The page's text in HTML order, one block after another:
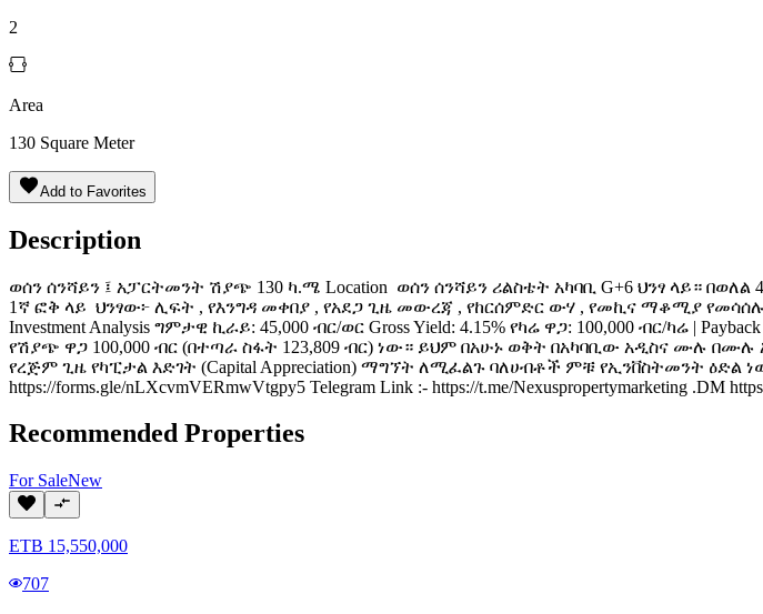
2
Area
130 Square Meter
Add to Favorites
Description
ወሰን ሰንሻይን ፤ አፓርትመንት ሽያጭ 130 ካ.ሜ Location ️ ወሰን ሰንሻይን ሪልስቴት አካባቢ G+6 ህንፃ ላይ።
1ኛ ፎቅ ላይ ️ ህንፃው፦ ሊፍት , የእንግዳ መቀበያ , የአደጋ ጊዜ መውረጃ , የከርሰምድር ውሃ , የመኪና ማቆሚያ
Investment Analysis ግምታዊ ኪራይ: 45,000 ብር/ወር Gross Yield: 4.15% የካሬ ዋጋ: 100,000 ብር/ካሬ |
የሽያጭ ዋጋ 100,000 ብር (በተጣራ ስፋት 123,809 ብር) ነው። ይህም በአሁኑ ወቅት በአካባቢው አዲስና
የረጅም ጊዜ የካፒታል እድገት (Capital Appreciation) ማግኘት ለሚፈልጉ ባለሀብቶች ምቹ የኢንቨስትመንት ዕድል
https://forms.gle/nLXcvmVERmwVtgpy5 Telegram Link :- https://t.me/Nexuspropertymarketing .DM
Recommended Properties
For SaleNew
ETB 15,550,000
707